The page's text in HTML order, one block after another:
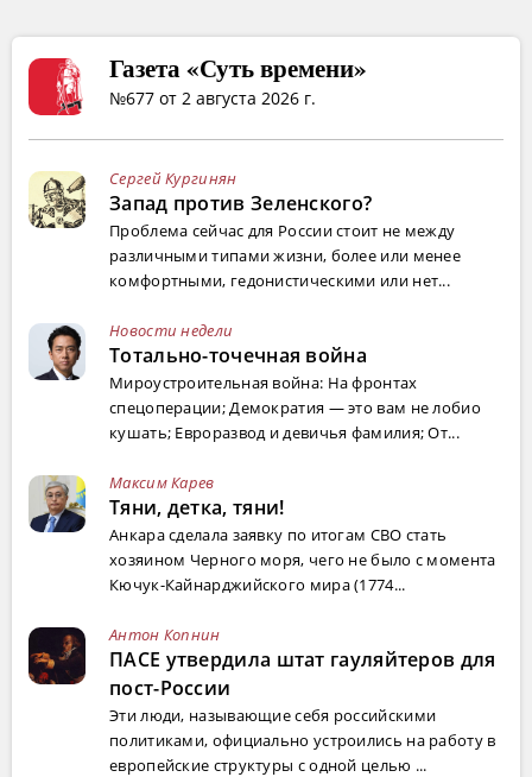
Газета «Суть времени»
№677 от 2 августа 2026 г.
Сергей Кургинян
Запад против Зеленского?
Проблема сейчас для России стоит не между
различными типами жизни, более или менее
комфортными, гедонистическими или нет...
Новости недели
Тотально-точечная война
Мироустроительная война: На фронтах
спецоперации; Демократия — это вам не лобио
кушать; Евроразвод и девичья фамилия; От...
Максим Карев
Тяни, детка, тяни!
Анкара сделала заявку по итогам СВО стать
хозяином Черного моря, чего не было с момента
Кючук-Кайнарджийского мира (1774...
Антон Копнин
ПАСЕ утвердила штат гауляйтеров для
пост-России
Эти люди, называющие себя российскими
политиками, официально устроились на работу в
европейские структуры с одной целью ...